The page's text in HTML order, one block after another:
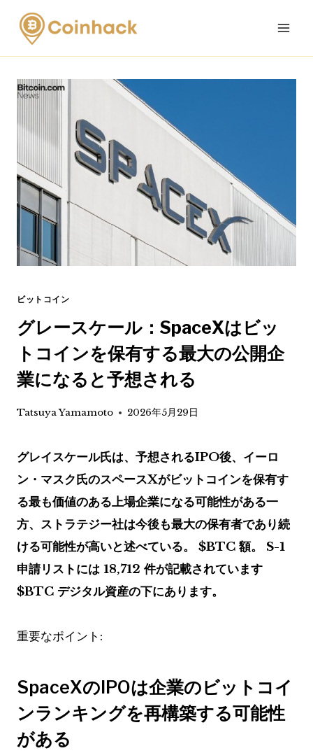
Skip
content
ビットコイン
グレースケール：SpaceXはビッ
トコインを保有する最大の公開企
業になると予想される
Tatsuya Yamamoto 2026年5月29日
グレイスケール氏は、予想されるIPO後、イーロ
ン・マスク氏のスペースXがビットコインを保有す
る最も価値のある上場企業になる可能性がある一
方、ストラテジー社は今後も最大の保有者であり続
ける可能性が高いと述べている。 $BTC 額。 S-1
申請リストには 18,712 件が記載されています
$BTC デジタル資産の下にあります。
重要なポイント:
SpaceXのIPOは企業のビットコイ
ンランキングを再構築する可能性
がある